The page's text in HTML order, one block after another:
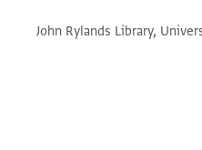
John Rylands Library,